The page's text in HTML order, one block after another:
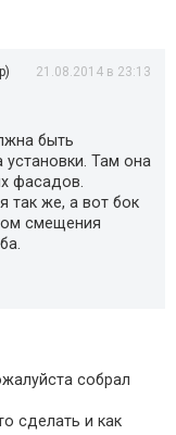
21.08.2014 в 23:13
быть
установки. Там она
фасадов.
так же, а вот бок
смещения
собрал
сделать и как